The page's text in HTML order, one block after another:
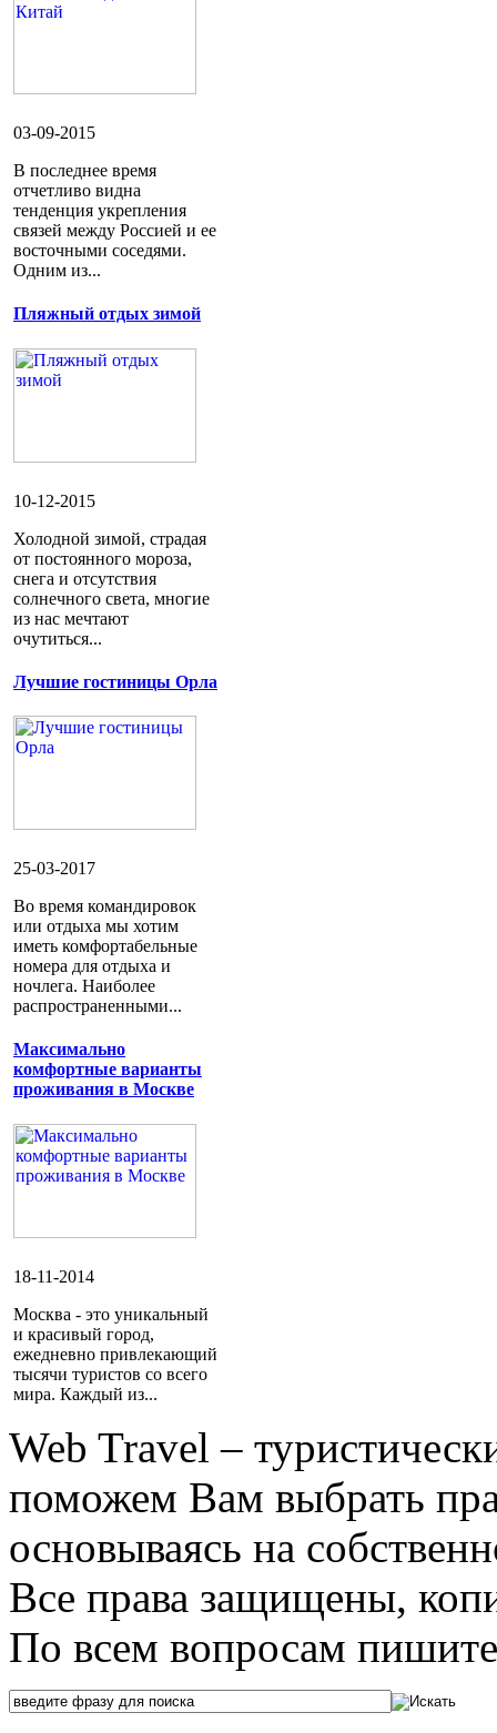
03-09-2015
В последнее время
отчетливо видна
тенденция укрепления
связей между Россией и ее
восточными соседями.
Одним из...
Пляжный отдых зимой
10-12-2015
Холодной зимой, страдая
от постоянного мороза,
снега и отсутствия
солнечного света, многие
из нас мечтают
очутиться...
Лучшие гостиницы Орла
25-03-2017
Во время командировок
или отдыха мы хотим
иметь комфортабельные
номера для отдыха и
ночлега. Наиболее
распространенными...
Максимально
комфортные варианты
проживания в Москве
18-11-2014
Москва - это уникальный
и красивый город,
ежедневно привлекающий
тысячи туристов со всего
мира. Каждый из...
Web Travel –
поможем Вам выбрать
основываясь на
Все права защищены,
По всем вопросам